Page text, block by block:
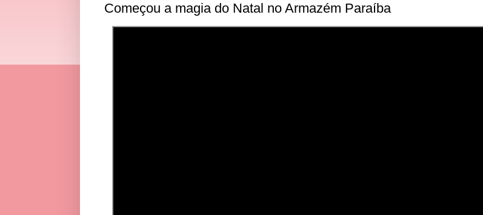
Começou a magia do Natal no Armazém Paraíba